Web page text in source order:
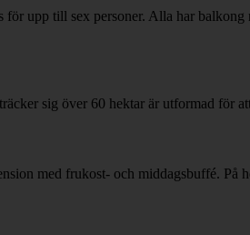
upp till sex personer. Alla har
sig över 60 hektar är utformad för
med frukost- och middagsbuffé. På